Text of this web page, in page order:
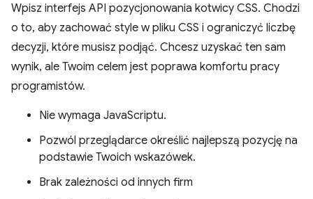
Wpisz interfejs API pozycjonowania kotwicy CSS. Chodzi
o to, aby zachować style w pliku CSS i ograniczyć liczbę
decyzji, które musisz podjąć. Chcesz uzyskać ten sam
wynik, ale Twoim celem jest poprawa komfortu pracy
programistów.
Nie wymaga JavaScriptu.
Pozwól przeglądarce określić najlepszą pozycję na
podstawie Twoich wskazówek.
Brak zależności od innych firm